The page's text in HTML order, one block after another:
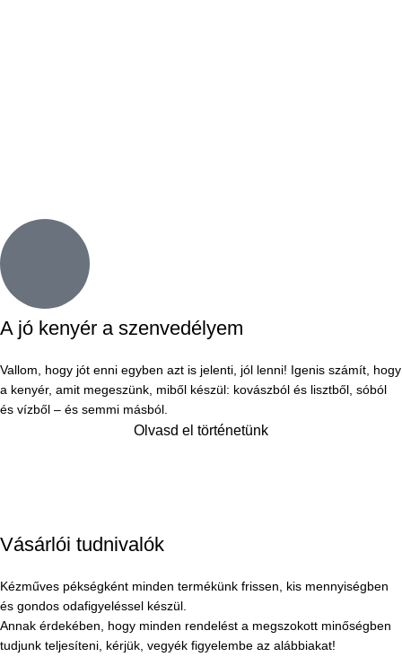
A jó kenyér a szenvedélyem
Vallom, hogy jót enni egyben azt is jelenti, jól lenni! Igenis számít, hogy
a kenyér, amit megeszünk, miből készül: kovászból és lisztből, sóból
és vízből – és semmi másból.
Olvasd el történetünk
Vásárlói tudnivalók
Kézműves pékségként minden termékünk frissen, kis mennyiségben
és gondos odafigyeléssel készül.
Annak érdekében, hogy minden rendelést a megszokott minőségben
tudjunk teljesíteni, kérjük, vegyék figyelembe az alábbiakat!